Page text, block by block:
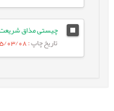
چیستی مذاق شریعت
تاریخ چاپ: 1405/03/08